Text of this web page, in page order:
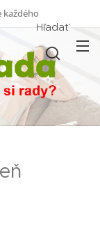
každého
Hľadať